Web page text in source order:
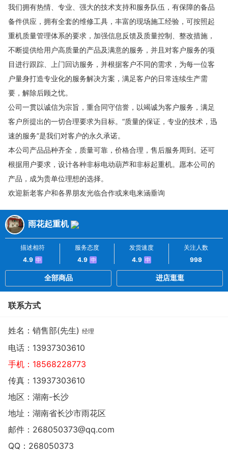
我们拥有热情、专业、强大的技术支持和服务队伍，有保障的备品
备件供应，拥有全套的维修工具，丰富的现场施工经验，可按照起
重机质量管理体系的要求，加强信息反馈及质量控制、整改措施，
不断提供给用户高质量的产品及满意的服务，并且对客户服务的项
目进行跟踪、上门回访服务，并根据客户不同的需求，为每一位客
户量身打造专业化的服务解决方案，满足客户的日常连续生产需
要，解除后顾之忧。
公司一贯以诚信为宗旨，重合同守信誉，以竭诚为客户服务，满足
客户所提出的一切合理要求为目标。“质量的保证，专业的技术，迅
速的服务”是我们对客户的永久承诺。
本公司产品品种齐全，质量可靠，价格合理，售后服务周到。还可
根据用户要求，设计各种非标电动葫芦和非标起重机。愿本公司的
产品，成为贵单位理想的选择。
欢迎新老客户和各界朋友光临合作或来电来涵垂询
雨花起重机
描述相符
4.9 中
服务态度
4.9 中
发货速度
4.9 中
关注人数
998
全部商品 进店逛逛
联系方式
姓名：销售部(先生) 经理
电话： 13937303610
手机： 18568228773
传真：13937303610
地区：湖南-长沙
地址： 湖南省长沙市雨花区
邮件： 268050373@qq.com
QQ： 268050373